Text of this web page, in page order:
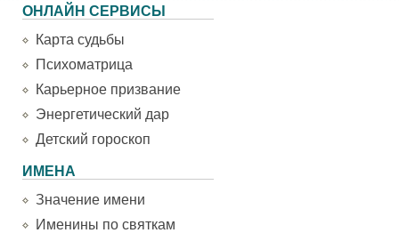
ОНЛАЙН СЕРВИСЫ
Карта судьбы
Психоматрица
Карьерное призвание
Энергетический дар
Детский гороскоп
ИМЕНА
Значение имени
Именины по святкам